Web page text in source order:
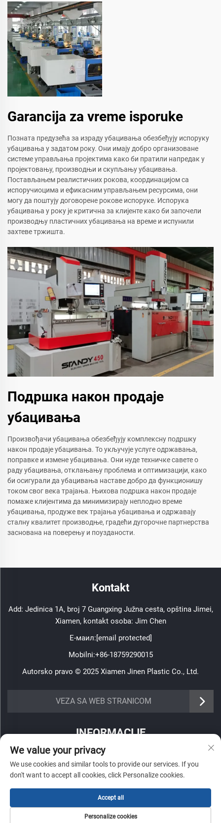
Garancija za vreme isporuke
Позната предузећа за израду убацивања обезбеђују испоруку
убацивања у задатом року. Они имају добро организоване
системе управљања пројектима како би пратили напредак у
пројектовању, производњи и скупљању убацивања.
Постављањем реалистичних рокова, координацијом са
испоручиоцима и ефикасним управљањем ресурсима, они
могу да поштују договорене рокове испоруке. Испорука
убацивања у року је критична за клијенте како би започели
производњу пластичних убацивања на време и испунили
захтеве тржишта.
Подршка након продаје
убацивања
Произвођачи убацивања обезбеђују комплексну подршку
након продаје убацивања. То укључује услуге одржавања,
поправке и измене убацивања. Они нуде техничке савете о
раду убацивања, отклањању проблема и оптимизацији, како
би осигурали да убацивања наставе добро да функционишу
током свог века трајања. Њихова подршка након продаје
помаже клијентима да минимизирају неплодно време
убацивања, продуже век трајања убацивања и одржавају
сталну квалитет производње, градећи дугорочне партнерства
заснована на поверењу и поузданости.
Kontakt
Add: Jedinica 1A, broj 7 Guangxing Južna cesta, opština Jimei,
Xiamen, kontakt osoba: Jim Chen
Е-маил:[email protected]
Mobilni:+86-18759290015
Autorsko pravo © 2025 Xiamen Jinen Plastic Co., Ltd.
VEZA SA WEB STRANICOM
https://www.jinenplastic.com/service
https://www.jinenplastic.com/projects
https://www.jinenplastic.com/news
https://www.jinenplastic.com/contact-us
INFORMACIJE
Prijavite se da primate naš nedeljni bilten
Пошаљи
We value your privacy
We use cookies and similar tools to provide our services. If you
don't want to accept all cookies, click Personalize cookies.
Personalize cookies
Accept all